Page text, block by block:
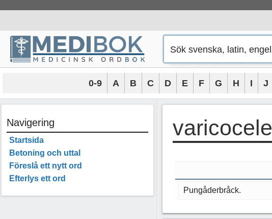
innehåll
0-9 A B C D E F G H I J
varicocele
Pungåderbråck.
Navigering
Startsida
Betoning och uttal
Föreslå ett nytt ord
Efterlys ett ord